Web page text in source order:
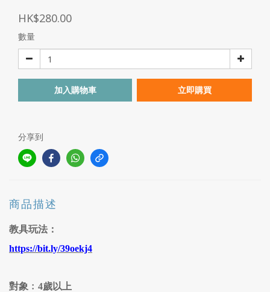
HK$280.00
數量
加入購物車 立即購買
分享到
商品描述
教具玩法：
https://bit.ly/39oekj4
對象﹕4歲以上